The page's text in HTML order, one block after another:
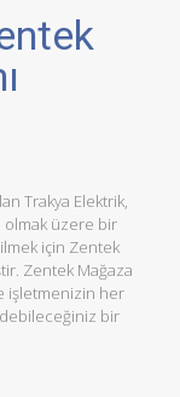
Trakya Elektrik,
olmak üzere bir
için Zentek
Zentek Mağaza
işletmenizin her
bir